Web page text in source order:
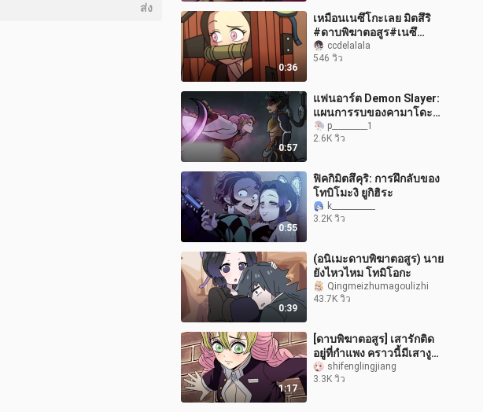
0:36
เหมือนเนซึโกะเลย มิตสึริ
#ดาบพิฆาตอสูร#เนซึ
โกะ#มิตสึริ
ccdelalala
546 วิว
0:57
แฟนอาร์ต Demon Slayer:
แผนการรบของคามาโดะ
มิตสึริ (Illuxxxtrandy)
p_________1
2.6K วิว
0:55
ฟิคกิมิตสึคุริ: การฝึกลับของ
โทบิโมะงิ ยูกิฮิระ
k___________
3.2K วิว
0:39
(อนิเมะดาบพิฆาตอสูร) นาย
ยังไหวไหม โทมิโอกะ
Qingmeizhumagoulizhi
43.7K วิว
1:17
[ดาบพิฆาตอสูร] เสารักติด
อยู่ที่กำแพง คราวนี้มีเสางู
ผ่านไปshifenglingjiang
3.3K วิว
ส่ง